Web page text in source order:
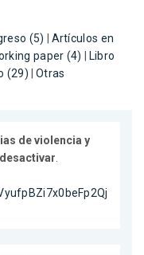
(5)
Artículos en
paper (4)
Libro
(29)
Otras
de violencia y